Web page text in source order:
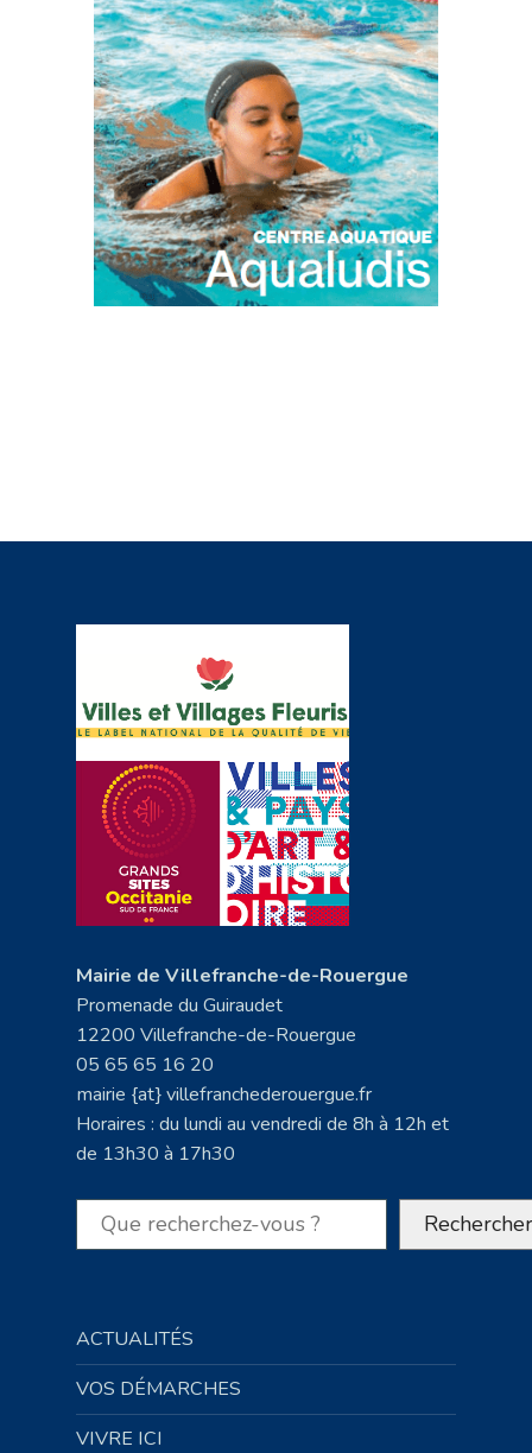
Mairie de Villefranche-de-Rouergue
Promenade du Guiraudet
12200 Villefranche-de-Rouergue
05 65 65 16 20
mairie {at} villefranchederouergue.fr
Horaires : du lundi au vendredi de 8h à 12h et
de 13h30 à 17h30
Rechercher Rechercher
ACTUALITÉS
VOS DÉMARCHES
VIVRE ICI